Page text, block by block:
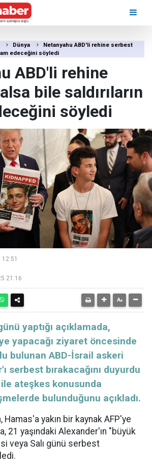
Dünya
Netanyahu ABD'li rehine serbest
edeceğini söyledi
ABD'li rehine
bile saldırıların
söyledi
21:16
yaptığı açıklamada,
yapacağı ziyaret öncesinde
bulunan ABD-İsrail askeri
serbest bırakacağını duyurdu
ateşkes konusunda
bulunduğunu açıkladı.
yakın bir kaynak AFP'ye
21 yaşındaki Alexander'ın "büyük
veya Salı günü serbest